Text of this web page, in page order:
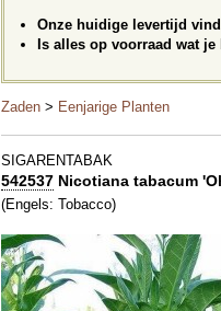
Onze huidige levertijd
Is alles op voorraad wat
Zaden > Eenjarige Planten
SIGARENTABAK
542537 Nicotiana tabacum
(Engels: Tobacco)